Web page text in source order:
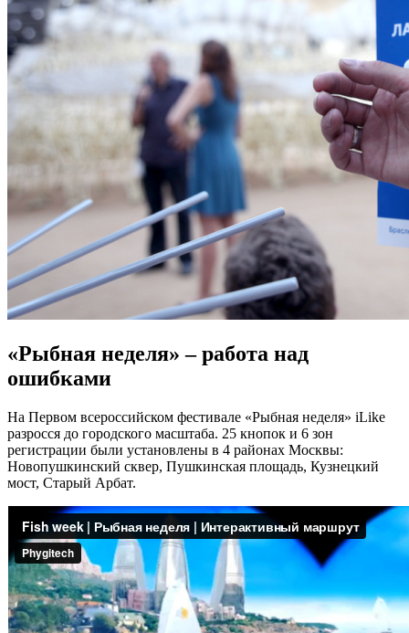
«Рыбная неделя» – работа над
ошибками
На Первом всероссийском фестивале «Рыбная неделя» iLike
разросся до городского масштаба. 25 кнопок и 6 зон
регистрации были установлены в 4 районах Москвы:
Новопушкинский сквер, Пушкинская площадь, Кузнецкий
мост, Старый Арбат.